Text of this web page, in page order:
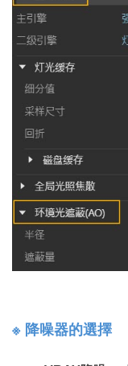
※ 降噪器的選擇